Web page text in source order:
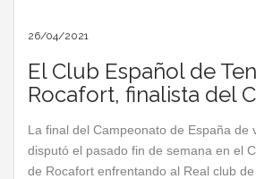
26/04/2021
El Club Español de
Rocafort, finalista del
La final del Campeonato de España de
disputó el pasado fin de semana en el
de Rocafort enfrentando al Real club